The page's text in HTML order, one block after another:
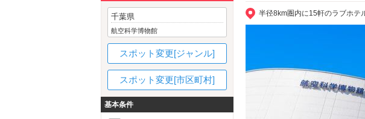
半径8km圏内に15軒のラブホテ
千葉県
航空科学博物館
スポット変更[ジャンル]
スポット変更[市区町村]
基本条件